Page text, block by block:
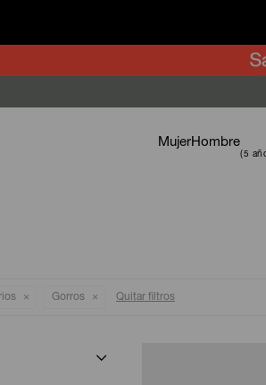
MujerHombre
Gorros Quitar filtros